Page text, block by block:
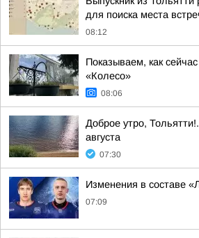
для поиска места
08:12
Показываем, как
«Колесо»
08:06
Доброе утро,
августа
07:30
Изменения в составе
07:09